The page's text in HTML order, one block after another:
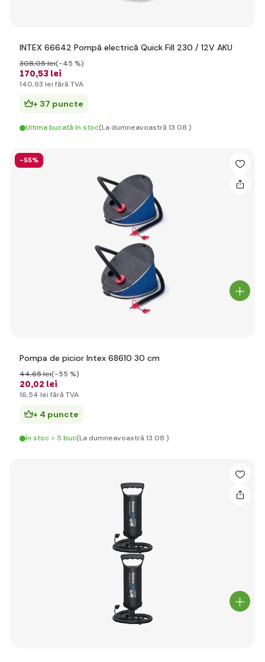
INTEX 66642 Pompă electrică Quick Fill 230 / 12V AKU
170,53 lei
308,05 lei(-45 %)
140,93 lei fără TVA
+ 37 puncte
Ultima bucată în stoc(La dumneavoastră 13.08.)
-55%
Pompa de picior Intex 68610 30 cm
20,02 lei
44,65 lei(-55 %)
16,54 lei fără TVA
+ 4 puncte
În stoc > 5 buc(La dumneavoastră 13.08.)